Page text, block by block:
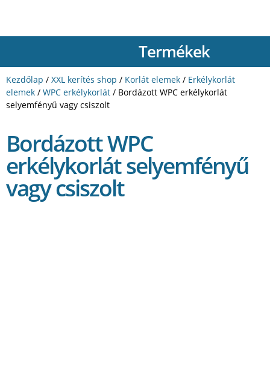
Termékek
Kezdőlap / XXL kerítés shop / Korlát elemek / Erkélykorlát
elemek / WPC erkélykorlát / Bordázott WPC erkélykorlát
selyemfényű vagy csiszolt
Bordázott WPC
erkélykorlát selyemfényű
vagy csiszolt